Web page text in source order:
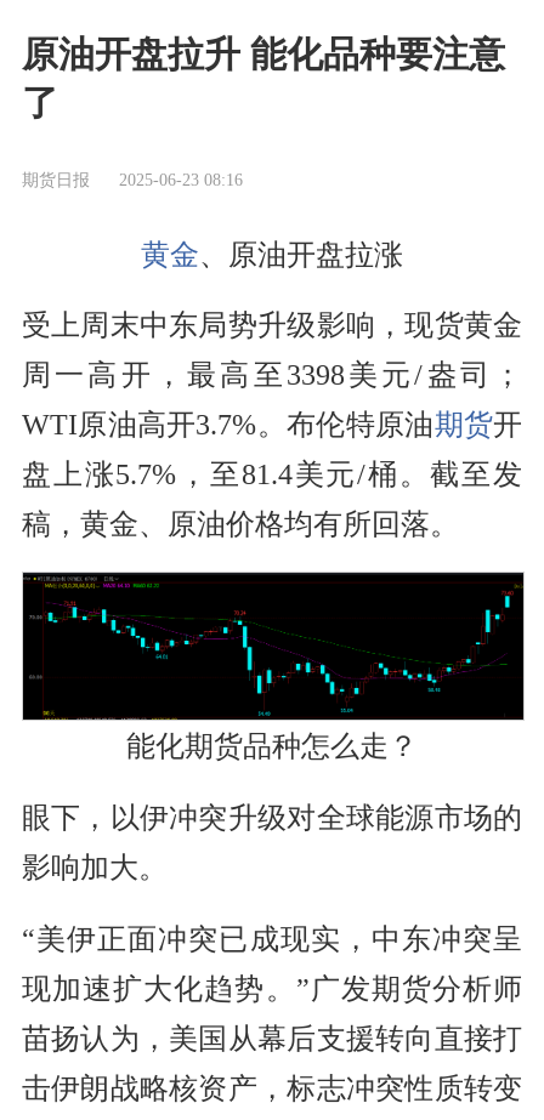
原油开盘拉升 能化品种要注意
了
期货日报 2025-06-23 08:16
黄金、原油开盘拉涨
受上周末中东局势升级影响，现货黄金
周一高开，最高至3398美元/盎司；
WTI原油高开3.7%。布伦特原油期货开
盘上涨5.7%，至81.4美元/桶。截至发
稿，黄金、原油价格均有所回落。
能化期货品种怎么走？
眼下，以伊冲突升级对全球能源市场的
影响加大。
“美伊正面冲突已成现实，中东冲突呈
现加速扩大化趋势。”广发期货分析师
苗扬认为，美国从幕后支援转向直接打
击伊朗战略核资产，标志冲突性质转变